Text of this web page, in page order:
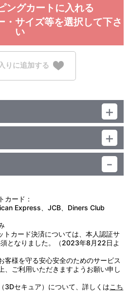
ングカートに入れる
・サイズ等を選択して下さ
い
りに追加する
13242
幅52cm×肩幅46cm×袖丈20cm
55cm×肩幅50cm×袖丈22cm
幅58cm×肩幅54cm×袖丈24cm
いでください。
用や摩擦により、色落ちや色移りのお
ります。濃色は白色や淡色のものと
ち・色移りなどの原因になります。
陰干ししてください。
ていない洗剤を使用してください。
さい。
け、アイロンは当てないでくださ
間あたる場所での保管は変色や劣化の
ださい。化する場合がございます。
カード：
Express、JCB、Diners Club
トカード決済については、本人認証サ
となりました。（2023年8月22日よ
様を守る安心安全のためのサービス
、ご利用いただきますようお願い申し
3Dセキュア）について、詳しくはこち